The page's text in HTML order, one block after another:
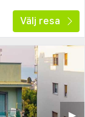
Välj resa
▶︎